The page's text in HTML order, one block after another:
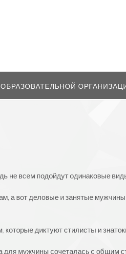
не всем подойдут одинаковые
а вот деловые и занятые
диктуют стилисты и
для мужчины сочеталась с общим